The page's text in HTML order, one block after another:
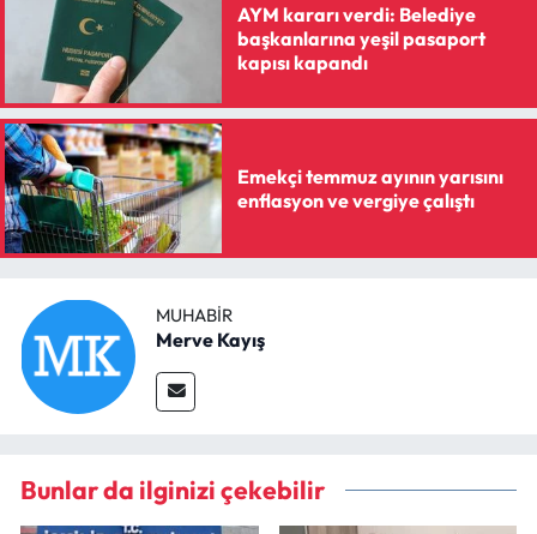
AYM kararı verdi: Belediye
başkanlarına yeşil pasaport
kapısı kapandı
Emekçi temmuz ayının yarısını
enflasyon ve vergiye çalıştı
MUHABIR
Merve Kayış
Bunlar da ilginizi çekebilir